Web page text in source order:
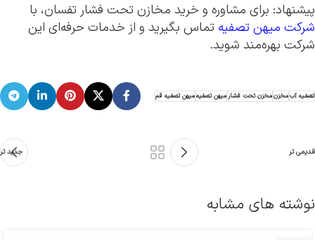
پیشنهاد: برای مشاوره و خرید مخازن تحت فشار تفسان، با
شرکت میهن تصفیه تماس بگیرید و از خدمات حرفه‌ای این
شرکت بهره‌مند شوید.
تصفیه آبمخزنمخزن تحت فشارمیهن تصفیهمیهن تصفیه قم
جدید تر قدیمی تر
نوشته های مشابه